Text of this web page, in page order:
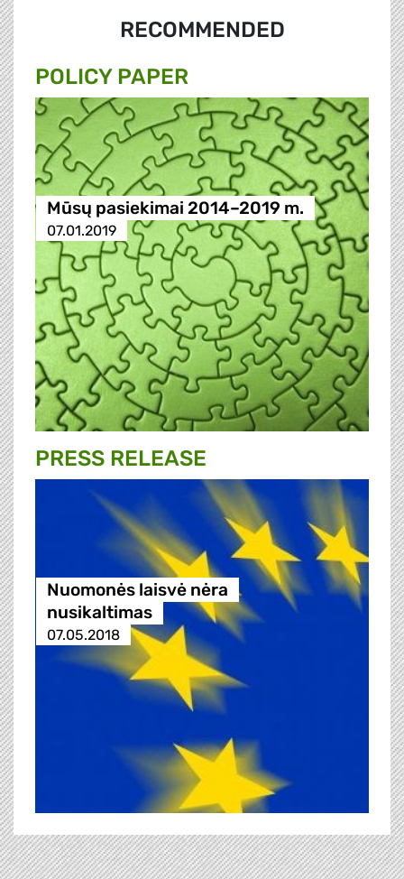
RECOMMENDED
POLICY PAPER
Mūsų pasiekimai 2014–2019 m.
07.01.2019
PRESS RELEASE
Nuomonės laisvė nėra
nusikaltimas
07.05.2018